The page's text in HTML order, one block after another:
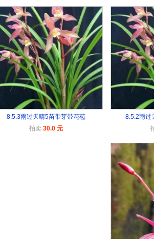
8.5.3雨过天晴5苗带芽带花苞
拍卖 30.0 元
8.5.2雨过